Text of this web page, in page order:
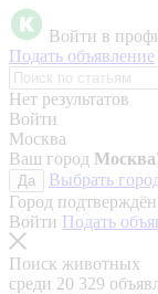
Войти в
Подать объявление
Нет результатов
Войти
Москва
Ваш город Москва
Да
Выбрать
Город подтверждён
Войти Подать
Поиск животных
среди 20 329